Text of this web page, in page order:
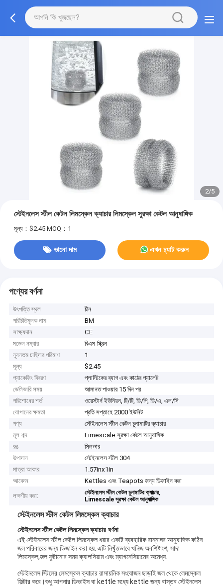
2/5
স্টেইনলেস স্টীল কেটল লিমস্কেল ক্যাচার লিমস্কেল সুরক্ষা কেটল আনুষাঙ্গিক
মূল্য：$2.45 MOQ：1
ভালো দাম এখন চ্যাট করুন
পণ্যের বর্ণনা
উৎপত্তি স্থল
চীন
পরিচিতিমুলক নাম
BM
সাক্ষ্যদান
CE
মডেল নম্বার
বিএম-স্ক্রিন
ন্যূনতম চাহিদার পরিমাণ
1
মূল্য
$2.45
প্যাকেজিং বিবরণ
প্লাস্টিকের ব্যাগ এবং কাঠের প্যালেট
ডেলিভারি সময়
আমানত পাওয়ার 15 দিন পর
পরিশোধের শর্ত
ওয়েস্টার্ন ইউনিয়ন, টি/টি, ডি/পি, ডি/এ, এল/সি
যোগানের ক্ষমতা
প্রতি সপ্তাহে 2000 ইউনিট
পণ্য
স্টেইনলেস স্টীল কেটল চুনামাটির ক্যাচার
মূল শব্দ
Limescale সুরক্ষা কেটল আনুষাঙ্গিক
রঙ
সিলভার
উপাদান
স্টেইনলেস স্টীল 304
মাত্রা আকার
1.57inx1in
আবেদন
Kettles এবং Teapots জন্য ডিজাইন করা
লক্ষণীয় করা:
স্টেইনলেস স্টীল কেটল চুনামাটির ক্যাচার,
Limescale সুরক্ষা কেটল আনুষাঙ্গিক
স্টেইনলেস স্টীল কেটল লিমস্কেল ক্যাচার
স্টেইনলেস স্টীল কেটল লিমস্কেল ক্যাচার বর্ণনা
এই স্টেইনলেস স্টীল কেটল লিমস্কেল ধরার একটি ব্যবহারিক রান্নাঘর আনুষাঙ্গিক কঠিন
জল পরিবারের জন্য ডিজাইন করা হয়. এটি নিখুঁতভাবে খনিজ অবশিষ্টাংশ, সাদা
লিমস্কেল,জল ফুটানোর সময় ক্যালসিয়াম এবং ম্যাগনেসিয়ামের অমেধ্য.
স্টেইনলেস স্টিলের লেমস্কেল ক্যাচার রাসায়নিক সংযোজন ছাড়াই জল থেকে লেমস্কেল
ফিল্টার করে।শুধু আপনার ডিভাইস বা kettle মধ্যে kettle জন্য বাস্তব স্টেইনলেস